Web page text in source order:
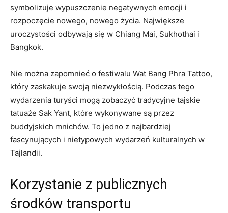
⁤symbolizuje wypuszczenie ​negatywnych emocji i
rozpoczęcie nowego, nowego życia. Największe
uroczystości odbywają się w Chiang Mai, Sukhothai i ​
Bangkok.
Nie można zapomnieć ​o festiwalu Wat Bang Phra Tattoo,
który zaskakuje ⁢swoją niezwykłością. Podczas​ tego
wydarzenia turyści ‍mogą zobaczyć tradycyjne tajskie​
tatuaże Sak Yant, które wykonywane są przez
buddyjskich mnichów. ‍To ‌jedno‌ z‌ najbardziej
fascynujących i‌ nietypowych wydarzeń kulturalnych w
Tajlandii.
Korzystanie⁤ z publicznych
środków transportu